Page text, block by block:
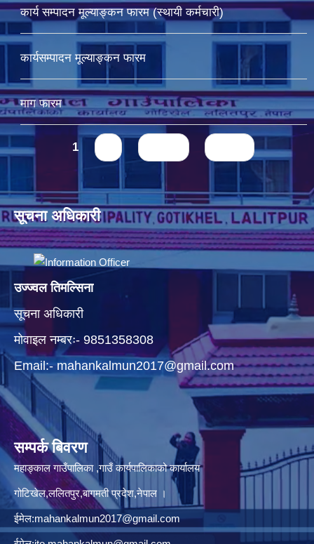
कार्य सम्पादन मूल्याङ्कन फारम (स्थायी कर्मचारी)
कार्यसम्पादन मूल्याङ्कन फारम
माग फारम
Pages1
सूचना अधिकारी
उज्ज्वल तिमल्सिना
सूचना अधिकारी
मोवाइल नम्बरः- 9851358308
Email:- mahankalmun2017@gmail.com
सम्पर्क बिवरण
महाङ्काल गाउँपालिका ,गाउँ कार्यपालिकाको कार्यालय
गोटिखेल,ललितपुर,बागमती प्रदेश,नेपाल ।
ईमेल:mahankalmun2017@gmail.com